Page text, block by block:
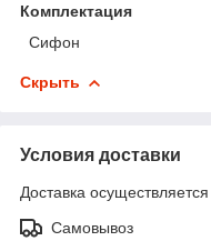
Комплектация
Сифон
Скрыть
Условия доставки
Доставка
Самовывоз